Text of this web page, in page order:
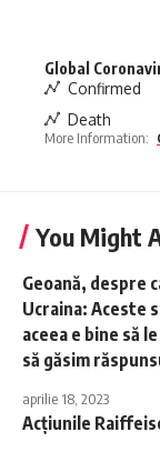
Global
Confirmed
Death
More Information:
You Might
Geoană, despre
Ucraina: Aceste
aceea e bine să
să găsim
aprilie 18, 2023
Acţiunile